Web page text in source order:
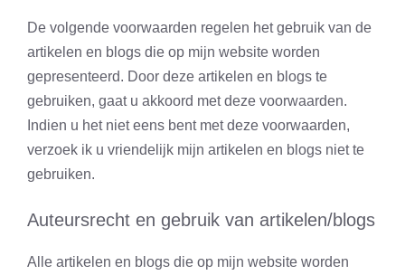
De volgende voorwaarden regelen het gebruik van de
artikelen en blogs die op mijn website worden
gepresenteerd. Door deze artikelen en blogs te
gebruiken, gaat u akkoord met deze voorwaarden.
Indien u het niet eens bent met deze voorwaarden,
verzoek ik u vriendelijk mijn artikelen en blogs niet te
gebruiken.
Auteursrecht en gebruik van artikelen/blogs
Alle artikelen en blogs die op mijn website worden